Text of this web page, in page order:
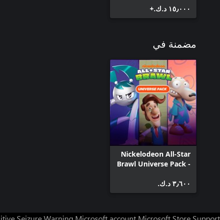
١٥٫٠٠٠ د.ك.‏+
مضمنة في
Nickelodeon All-Star
Brawl Universe Pack -
٣٫٦٠٠ د.ك.‏